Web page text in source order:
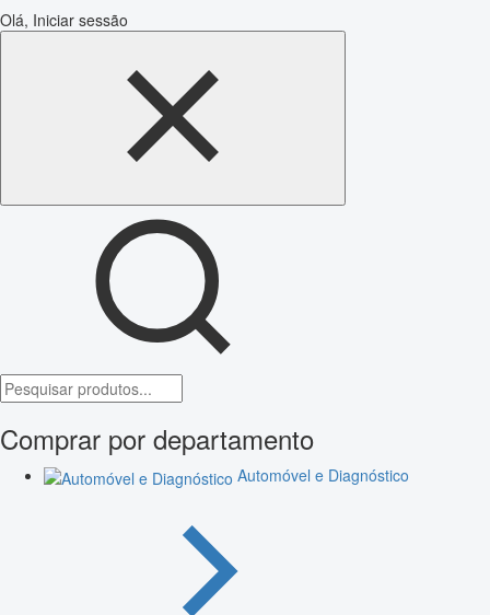
Olá, Iniciar sessão
Comprar por departamento
Automóvel e Diagnóstico